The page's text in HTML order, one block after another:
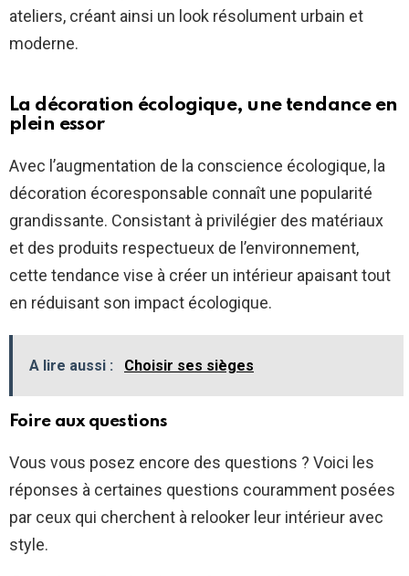
ateliers, créant ainsi un look résolument urbain et
moderne.
La décoration écologique, une tendance en
plein essor
Avec l’augmentation de la conscience écologique, la
décoration écoresponsable connaît une popularité
grandissante. Consistant à privilégier des matériaux
et des produits respectueux de l’environnement,
cette tendance vise à créer un intérieur apaisant tout
en réduisant son impact écologique.
A lire aussi : Choisir ses sièges
Foire aux questions
Vous vous posez encore des questions ? Voici les
réponses à certaines questions couramment posées
par ceux qui cherchent à relooker leur intérieur avec
style.